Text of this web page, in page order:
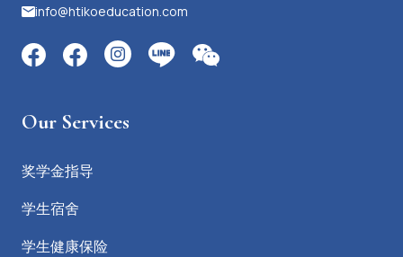
info@htikoeducation.com
Our Services
奖学金指导
学生宿舍
学生健康保险